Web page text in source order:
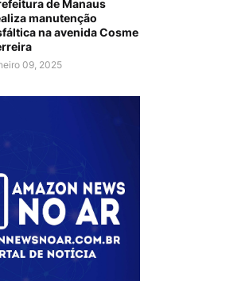
de Manaus
manutenção
na avenida Cosme
09, 2025